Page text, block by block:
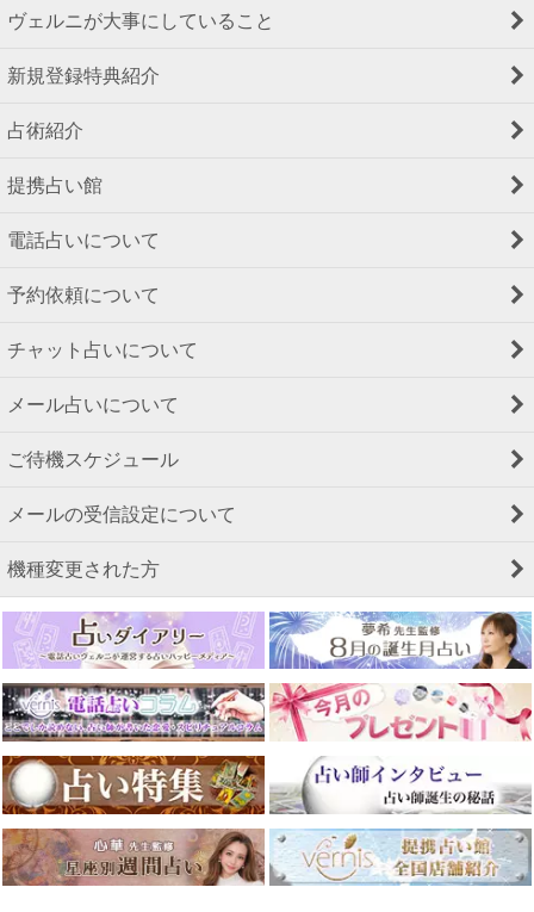
ヴェルニが大事にしていること
新規登録特典紹介
占術紹介
提携占い館
電話占いについて
予約依頼について
チャット占いについて
メール占いについて
ご待機スケジュール
メールの受信設定について
機種変更された方